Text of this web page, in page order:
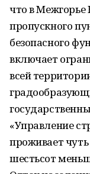
что в
пропускного
безопасного
включает
всей
«Управление
проживает
шестьсот